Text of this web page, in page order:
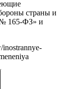
страны и
№ 165-ФЗ» и